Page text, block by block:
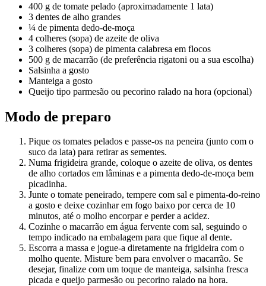
400 g de tomate pelado (aproximadamente 1 lata)
3 dentes de alho grandes
¼ de pimenta dedo-de-moça
4 colheres (sopa) de azeite de oliva
3 colheres (sopa) de pimenta calabresa em flocos
500 g de macarrão (de preferência rigatoni ou a sua escolha)
Salsinha a gosto
Manteiga a gosto
Queijo tipo parmesão ou pecorino ralado na hora (opcional)
Modo de preparo
Pique os tomates pelados e passe-os na peneira (junto com o
suco da lata) para retirar as sementes.
Numa frigideira grande, coloque o azeite de oliva, os dentes
de alho cortados em lâminas e a pimenta dedo-de-moça bem
picadinha.
Junte o tomate peneirado, tempere com sal e pimenta-do-reino
a gosto e deixe cozinhar em fogo baixo por cerca de 10
minutos, até o molho encorpar e perder a acidez.
Cozinhe o macarrão em água fervente com sal, seguindo o
tempo indicado na embalagem para que fique al dente.
Escorra a massa e jogue-a diretamente na frigideira com o
molho quente. Misture bem para envolver o macarrão. Se
desejar, finalize com um toque de manteiga, salsinha fresca
picada e queijo parmesão ou pecorino ralado na hora.